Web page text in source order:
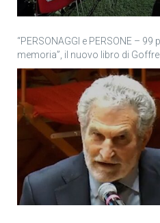
“PERSONAGGI e PERSONE –
memoria”, il nuovo libro di